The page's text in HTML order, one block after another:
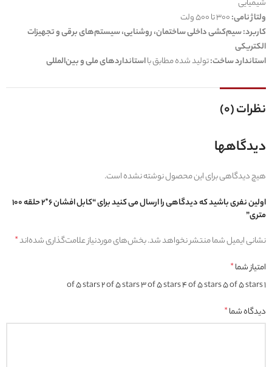
شیمیایی
ولتاژ نامی:
کاربرد:سیم‌کشی داخلی ساختمان، روشنایی، سیستم‌های برقی و تجهیزات
الکتریکی
استاندارد ساخت:تولید شده مطابق بااستانداردهای ملی و بین‌المللی
نظرات (0)
دیدگاهها
هیچ دیدگاهی برای این محصول نوشته نشده است.
اولین نفری باشید که دیدگاهی را ارسال می کنید برای “کابل افشان 6*2 حلقه 100
متری”
نشانی ایمیل شما منتشر نخواهد شد.بخش‌های موردنیاز علامت‌گذاری شده‌اند*
امتیاز شما*
1 of 5 stars
2 of 5 stars3 of 5 stars4 of 5 stars5 of 5 stars
دیدگاه شما*